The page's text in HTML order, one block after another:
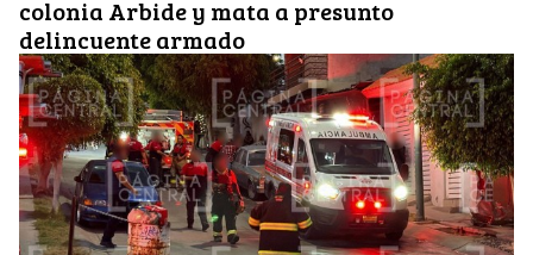
colonia Arbide y mata a presunto
delincuente armado